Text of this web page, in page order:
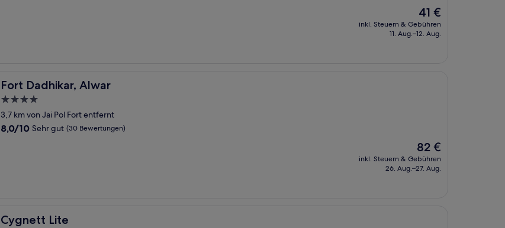
Der
Preis
beträgt
41 €
inkl. Steuern & Gebühren
11. Aug.–12. Aug.
Fort Dadhikar, Alwar
Fort Dadhikar, Alwar
4.0-
Sterne-
Unterkunft
3,7 km von Jai Pol Fort entfernt
8.0
8,0/10 Sehr gut (30 Bewertungen)
Der
Preis
beträgt
82 €
inkl. Steuern & Gebühren
26. Aug.–27. Aug.
Cygnett Lite
Cygnett Lite